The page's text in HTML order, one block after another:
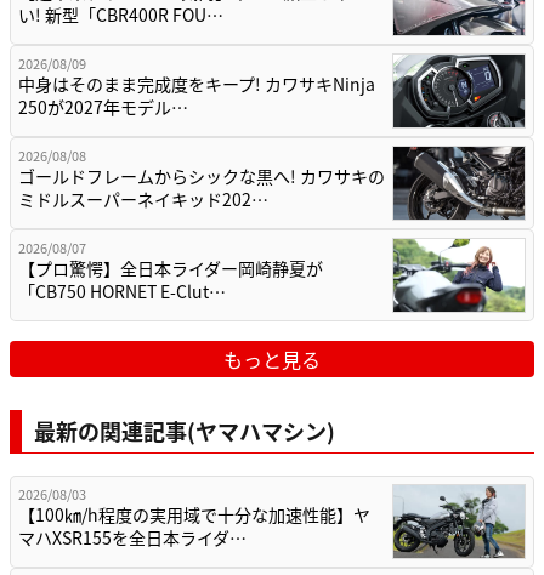
い! 新型「CBR400R FOU…
2026/08/09
中身はそのまま完成度をキープ! カワサキNinja
250が2027年モデル…
2026/08/08
ゴールドフレームからシックな黒へ! カワサキの
ミドルスーパーネイキッド202…
2026/08/07
【プロ驚愕】全日本ライダー岡崎静夏が
「CB750 HORNET E-Clut…
もっと見る
最新の関連記事(ヤマハマシン)
2026/08/03
【100㎞/h程度の実用域で十分な加速性能】ヤ
マハXSR155を全日本ライダ…